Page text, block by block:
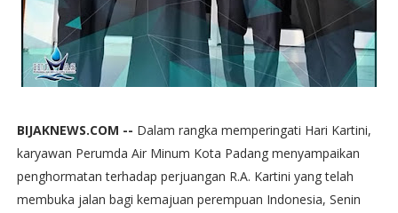
BIJAKNEWS.COM -- Dalam rangka memperingati Hari Kartini,
karyawan Perumda Air Minum Kota Padang menyampaikan
penghormatan terhadap perjuangan R.A. Kartini yang telah
membuka jalan bagi kemajuan perempuan Indonesia, Senin